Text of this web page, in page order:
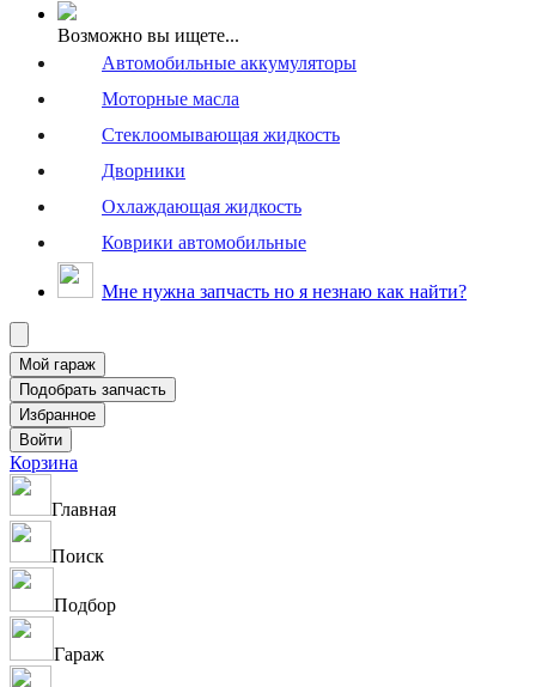
Возможно вы ищете...
Автомобильные аккумуляторы
Моторные масла
Стеклоомывающая жидкость
Дворники
Охлаждающая жидкость
Коврики автомобильные
Мне нужна запчасть но я незнаю как найти?
Корзина
Главная
Поиск
Подбор
Гараж